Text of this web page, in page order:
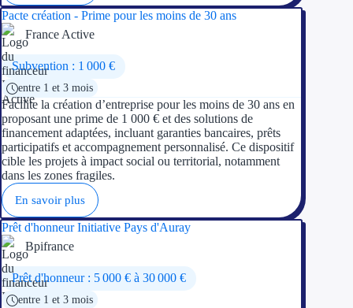
Pacte création - Prime pour les moins de 30 ans
France Active
Subvention : 1 000 €
entre 1 et 3 mois
Facilite la création d’entreprise pour les moins de 30 ans en
proposant une prime de 1 000 € et des solutions de
financement adaptées, incluant garanties bancaires, prêts
participatifs et accompagnement personnalisé. Ce dispositif
cible les projets à impact social ou territorial, notamment
dans les zones fragiles.
En savoir plus
Prêt d'honneur Initiative Pays d'Auray
Bpifrance
Prêt d'honneur : 5 000 € à 30 000 €
entre 1 et 3 mois